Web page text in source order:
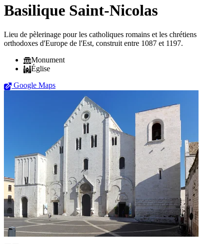
Basilique Saint-Nicolas
Lieu de pèlerinage pour les catholiques romains et les chrétiens
orthodoxes d'Europe de l'Est, construit entre 1087 et 1197.
Monument
Église
Google Maps